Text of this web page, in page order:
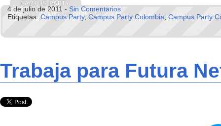
4 de julio de 2011 - Sin Comentarios
Etiquetas: Campus Party, Campus Party Colombia Campus Party
Trabaja para Futura